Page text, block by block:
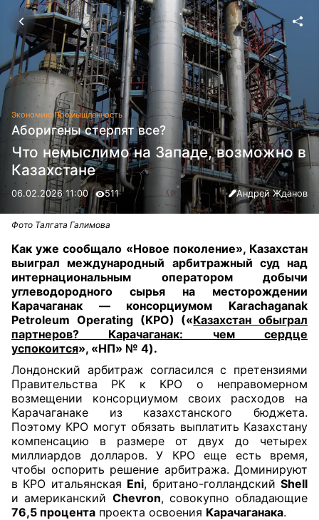
ЭкономикаПромышленность
Аборигены стерпят все?
Что немыслимо на Западе, возможно в
Казахстане
06.02.2026 11:00 511 Андрей Жданов
Фото Талгата Галимова
Как уже сообщало «Новое поколение», Казахстан
выиграл международный арбитражный суд над
интернациональным оператором добычи
углеводородного сырья на месторождении
Карачаганак — консорциумом Karachaganak
Petroleum Operating (KPO) («Казахстан обыграл
партнеров? Карачаганак: чем сердце
успокоится», «НП» № 4).
Лондонский арбитраж согласился с претензиями
Правительства РК к КРО о неправомерном
возмещении консорциумом своих расходов на
Карачаганаке из казахстанского бюджета.
Поэтому КРО могут обязать выплатить Казахстану
компенсацию в размере от двух до четырех
миллиардов долларов. У КРО еще есть время,
чтобы оспорить решение арбитража. Доминируют
в КРО итальянская Eni, британо-голландскийShell
и американский Chevron, совокупно обладающие
76,5 процента проекта освоения Карачаганака.